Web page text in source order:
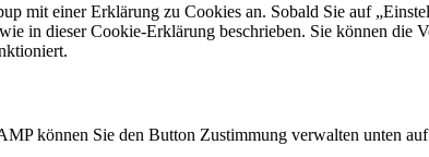
mit einer Erklärung zu Cookies an. Sobald Sie auf
in dieser Cookie-Erklärung beschrieben. Sie können die
können Sie den Button Zustimmung verwalten unten